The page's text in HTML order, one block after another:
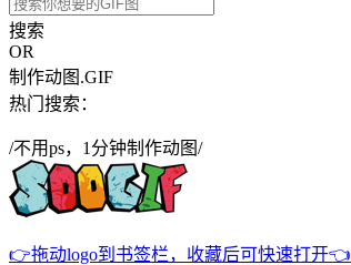
搜索
OR
制作动图.GIF
热门搜索：
/不用ps，1分钟制作动图/
👉拖动logo到书签栏，收藏后可快速打开👈